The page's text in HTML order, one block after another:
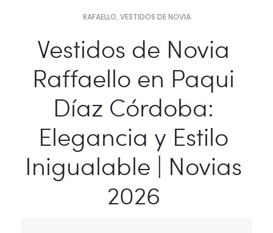
RAFAELLO, VESTIDOS DE NOVIA
Vestidos de Novia
Raffaello en Paqui
Díaz Córdoba:
Elegancia y Estilo
Inigualable | Novias
2026